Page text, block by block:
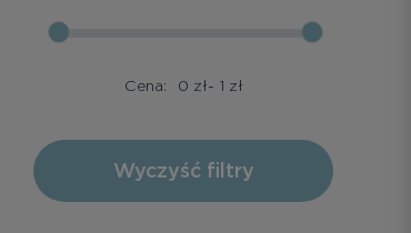
Cena: 0 zł- 1 zł
Wyczyść filtry